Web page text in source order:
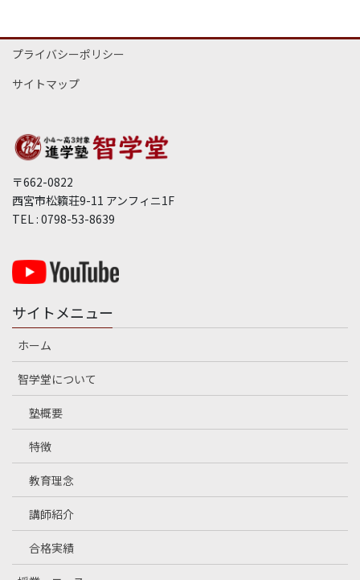
プライバシーポリシー
サイトマップ
〒662-0822
西宮市松籟荘9-11 アンフィニ1F
TEL : 0798-53-8639
サイトメニュー
ホーム
智学堂について
塾概要
特徴
教育理念
講師紹介
合格実績